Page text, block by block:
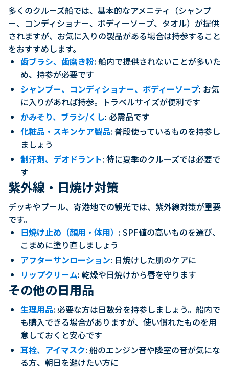
多くのクルーズ船では、基本的なアメニティ（シャンプ
ー、コンディショナー、ボディーソープ、タオル）が提供
されますが、お気に入りの製品がある場合は持参すること
をおすすめします。
歯ブラシ、歯磨き粉: 船内で提供されないことが多いた
め、持参が必要です
シャンプー、コンディショナー、ボディーソープ: お気
に入りがあれば持参。トラベルサイズが便利です
かみそり、ブラシ/くし: 必需品です
化粧品・スキンケア製品: 普段使っているものを持参し
ましょう
制汗剤、デオドラント: 特に夏季のクルーズでは必要で
す
紫外線・日焼け対策
デッキやプール、寄港地での観光では、紫外線対策が重要
です。
日焼け止め（顔用・体用） : SPF値の高いものを選び、
こまめに塗り直しましょう
アフターサンローション: 日焼けした肌のケアに
リップクリーム: 乾燥や日焼けから唇を守ります
その他の日用品
生理用品: 必要な方は日数分を持参しましょう。船内で
も購入できる場合がありますが、使い慣れたものを用
意しておくと安心です
耳栓、アイマスク: 船のエンジン音や隣室の音が気にな
る方、朝日を避けたい方に